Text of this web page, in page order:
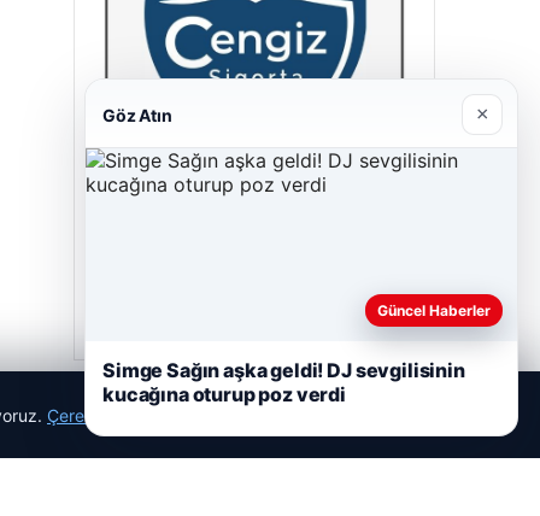
Çerez Politikamız
Göz Atın ×
Güncel Haberler
Simge Sağın aşka geldi! DJ sevgilisinin
kucağına oturup poz verdi